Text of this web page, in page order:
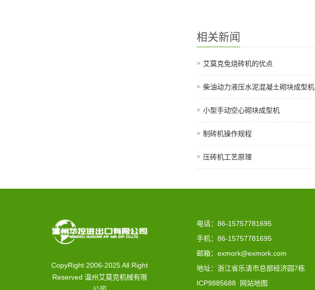
相关新闻
艾莫克免烧砖机的优点
柴油动力液压水泥混凝土砌块成型机
小型手动空心砌块成型机
制砖机操作规程
压砖机工艺原理
CopyRight 2006-2025 All Right
Reserved 温州艾莫克机械有限
电话：86-15757781695
手机：86-15757781695
邮箱：exmork@exmork.com
地址：浙江省乐清市总部经济园7栋
ICP9885688
网站地图